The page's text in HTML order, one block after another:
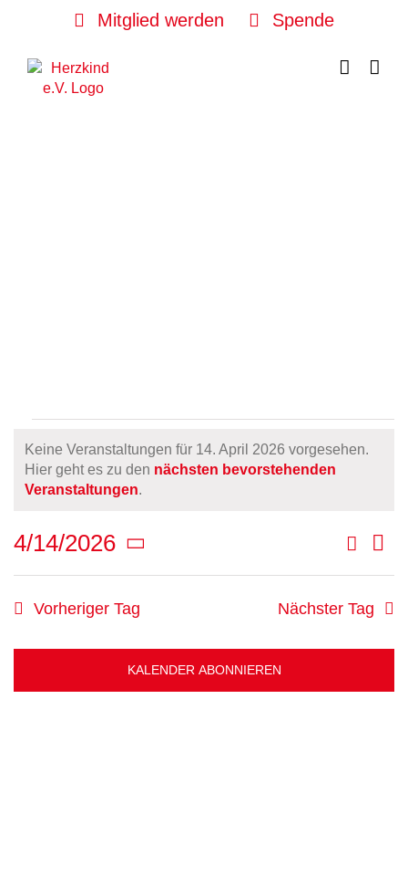
Mitglied werden Spende
für
14.
April
Hinweis
Keine Veranstaltungen für 14. April 2026 vorgesehen.
Hier geht es zu den nächsten bevorstehenden
Veranstaltungen.
und
Suche
Tag
4/14/2026
Datum
Vorheriger Tag Nächster Tag
KALENDER ABONNIEREN